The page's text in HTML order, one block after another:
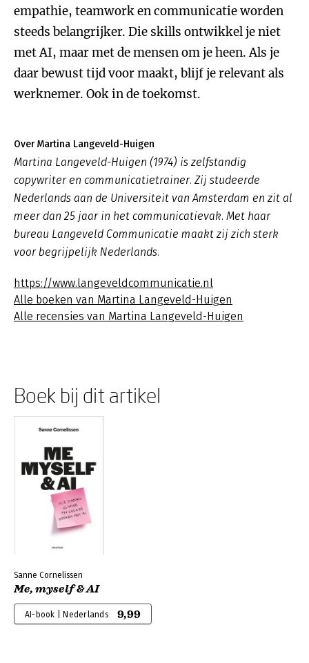
empathie, teamwork en communicatie worden
steeds belangrijker. Die skills ontwikkel je niet
met AI, maar met de mensen om je heen. Als je
daar bewust tijd voor maakt, blijf je relevant als
werknemer. Ook in de toekomst.
Over Martina Langeveld-Huigen
Martina Langeveld-Huigen (1974) is zelfstandig
copywriter en communicatietrainer. Zij studeerde
Nederlands aan de Universiteit van Amsterdam en zit al
meer dan 25 jaar in het communicatievak. Met haar
bureau Langeveld Communicatie maakt zij zich sterk
voor begrijpelijk Nederlands.
https://www.langeveldcommunicatie.nl
Alle boeken van Martina Langeveld-Huigen
Alle recensies van Martina Langeveld-Huigen
Boek bij dit artikel
Sanne Cornelissen
Me, myself & AI
AI-book | Nederlands 9,99